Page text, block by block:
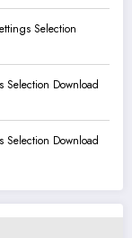
Selection
Selection Download
Selection Download